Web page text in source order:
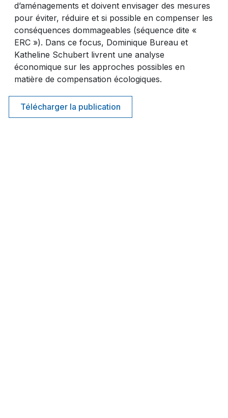
d’aménagements et doivent envisager des mesures
pour éviter, réduire et si possible en compenser les
conséquences dommageables (séquence dite «
ERC »). Dans ce focus, Dominique Bureau et
Katheline Schubert livrent une analyse
économique sur les approches possibles en
matière de compensation écologiques.
Télécharger la publication